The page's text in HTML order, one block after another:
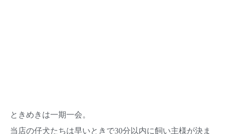
ときめきは一期一会。
当店の仔犬たちは早いときで30分以内に飼い主様が決ま